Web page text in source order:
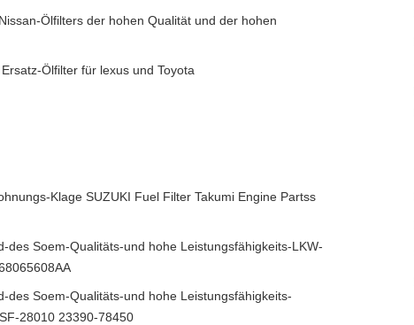
Ölfilters der hohen Qualität und der hohen
Ölfilter für lexus und Toyota
Klage SUZUKI Fuel Filter Takumi Engine Partss
des Soem-Qualitäts-und hohe Leistungsfähigkeits-LKW-
des Soem-Qualitäts-und hohe Leistungsfähigkeits-
28010 23390-78450